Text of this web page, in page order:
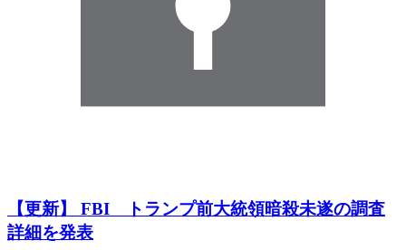
【更新】 FBI トランプ前大統領暗殺未遂の調査
詳細を発表